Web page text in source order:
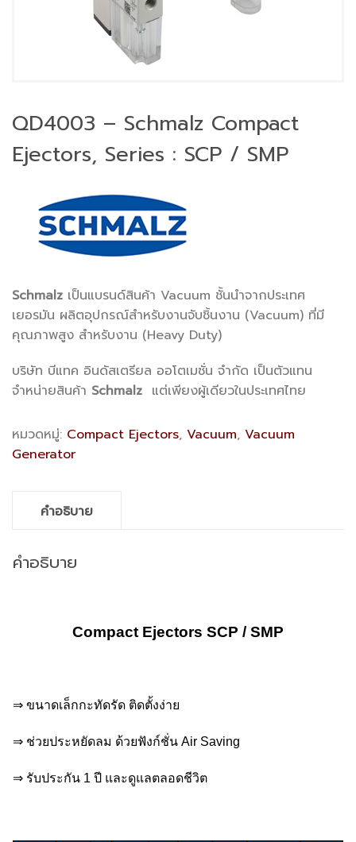
QD4003 – Schmalz Compact
Ejectors, Series : SCP / SMP
Schmalz เป็นแบรนด์สินค้า Vacuum ชั้นนำจากประเทศ
เยอรมัน ผลิตอุปกรณ์สำหรับงานจับชิ้นงาน (Vacuum) ที่มี
คุณภาพสูง สำหรับงาน (Heavy Duty)
บริษัท บีแทค อินดัสเตรียล ออโตเมชั่น จำกัด เป็นตัวแทน
จำหน่ายสินค้า Schmalz แต่เพียงผู้เดียวในประเทศไทย
หมวดหมู่: Compact Ejectors, Vacuum, Vacuum
Generator
คำอธิบาย
คำอธิบาย
Compact Ejectors SCP / SMP
⇒ ขนาดเล็กกะทัดรัด ติดตั้งง่าย
⇒ ช่วยประหยัดลม ด้วยฟังก์ชั่น Air Saving
⇒ รับประกัน 1 ปี และดูแลตลอดชีวิต